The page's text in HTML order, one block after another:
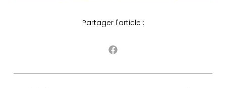
Partager l'article :